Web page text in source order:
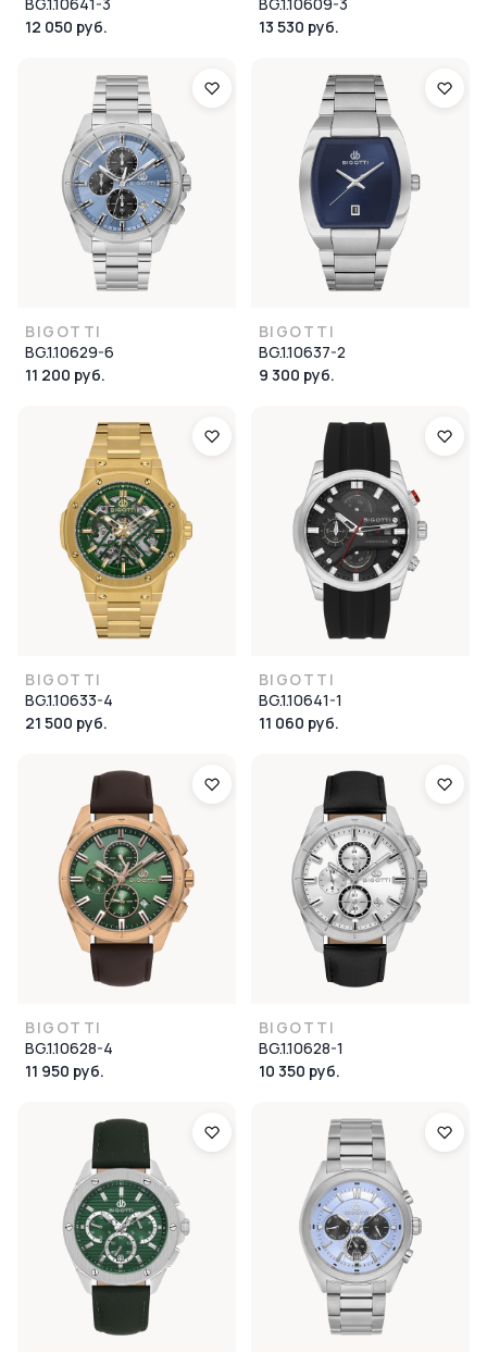
12 050 руб.
13 530 руб.
BIGOTTI
BG.1.10629-6
11 200 руб.
BIGOTTI
BG.1.10637-2
9 300 руб.
BIGOTTI
BG.1.10633-4
21 500 руб.
BIGOTTI
BG.1.10641-1
11 060 руб.
BIGOTTI
BG.1.10628-4
11 950 руб.
BIGOTTI
BG.1.10628-1
10 350 руб.